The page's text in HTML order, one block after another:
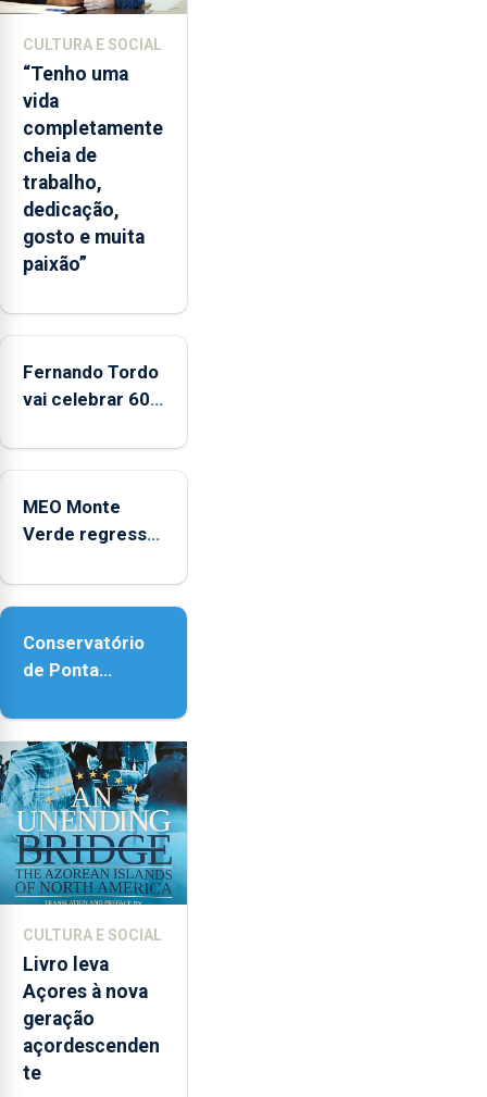
A
Flores
apresenta
um
“decréscimo
significativo”
da
CPUE
entre
e
CULTURA E SOCIAL
“Tenho uma
vida
completamente
cheia de
trabalho,
dedicação,
gosto e muita
paixão”
Fernando Tordo
vai celebrar 60
no Coliseu
MEO Monte
Verde regressa
acessibilidade
Conservatório
de Ponta
contar com
novos
instrumentos
CULTURA E SOCIAL
Livro leva
Açores à nova
geração
açordescenden
te